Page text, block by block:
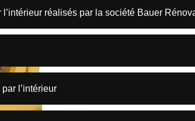
réalisés par la société Bauer
l’intérieur